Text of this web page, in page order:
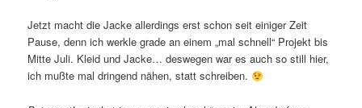
Jetzt macht die Jacke allerdings erst schon seit einiger Zeit
Pause, denn ich werkle grade an einem „mal schnell“ Projekt bis
Mitte Juli. Kleid und Jacke… deswegen war es auch so still hier,
ich mußte mal dringend nähen, statt schreiben.